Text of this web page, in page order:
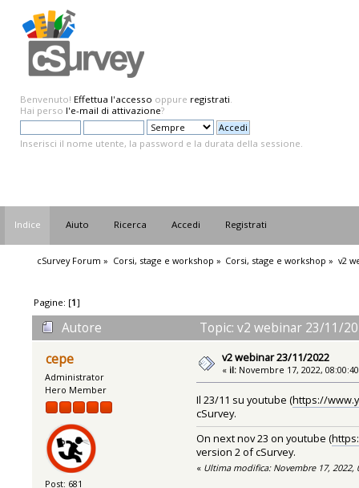
Benvenuto! Effettua l'accesso oppure registrati.
Hai perso l'e-mail di attivazione?
Inserisci il nome utente, la password e la durata della sessione.
Indice Aiuto Ricerca Accedi Registrati
cSurvey Forum » Corsi, stage e workshop » Corsi, stage e workshop » v2
Pagine: [1]
Autore
Topic: v2 webinar 23/11/
cepe
Administrator
Hero Member
Post: 681
v2 webinar 23/11/2022
« il: Novembre 17, 2022,
Il 23/11 su youtube (https://
cSurvey.
On next nov 23 on youtube (
version 2 of cSurvey.
« Ultima modifica: Novembre 17, 2022,